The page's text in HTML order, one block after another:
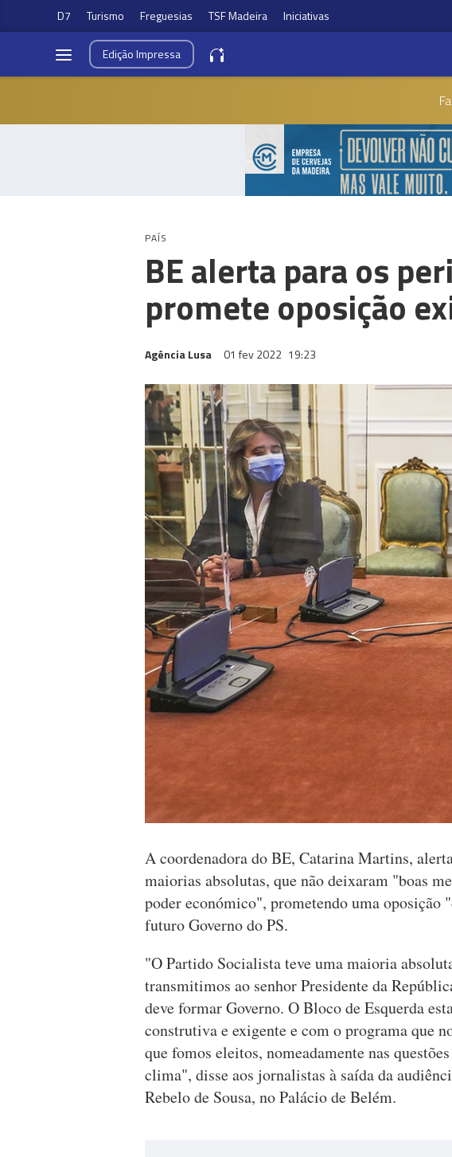
D7 Turismo Freguesias TSF Madeira Iniciativas
EdiçãoImpressa
PAÍS
BE alerta para os
promete oposição
Agência Lusa 01 fev 2022 19:23
A coordenadora do BE, Catarina Martins,
maiorias absolutas, que não deixaram "boas
poder económico", prometendo uma oposição
futuro Governo do PS.
"O Partido Socialista teve uma maioria
transmitimos ao senhor Presidente da
deve formar Governo. O Bloco de Esquerda
construtiva e exigente e com o programa que
que fomos eleitos, nomeadamente nas
clima", disse aos jornalistas à saída da
Rebelo de Sousa, no Palácio de Belém.